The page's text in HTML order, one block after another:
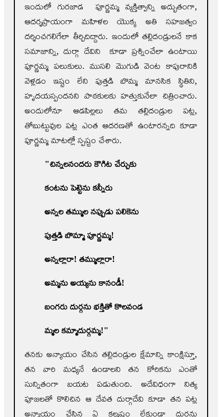
ఇందులో గురజాడ పూర్ణమ్మ వ్యక్తిత్వాన్ని అద్భుతంగా,
ఆదర్శప్రాయంగా మహిళల యొక్క అతి సహజత్వం
దర్శించగలిగేలా తీర్చిదిద్దారు. ఇందులో తల్లిదండ్రులనే కాక
సమాజాన్ని, దుర్గా దేవిని కూడా ప్రశ్నించేలా ఉంటాయి
పూర్ణమ్మ పలుకులు. ముసలి మొగుడి వెంట కాపురానికి
వెళ్లడం ఇష్టం లేని పుత్తడి బొమ్మ మానసిక స్థితిని,
హృదయస్పందనని పాఠకులకు హత్తుకునేలా చిత్రించారు.
అందులోనూ ఆడపిల్లలు తమ తల్లిదండ్రుల పట్ల,
తోబుట్టువుల పట్ల ఎంత ఆదరణతో ఉంటారన్నది కూడా
పూర్ణమ్మ మాటల్లో స్పష్టం చేశారు.
"చిన్నలనందరు కౌగిట చేర్చుకు
కంటను పెట్టెను కన్నీరు
అన్నల తమ్ముల నప్పుడు పలికెను
పుత్తడి బొమ్మా పూర్ణమ్మ!
అన్నల్లారా! తమ్ముల్లారా!
అమ్మను అయ్యను కానండీ!
బంగరు దుర్గను భక్తితో కొలవండ
మ్మల కమ్మాదుర్గమ్మ!"
తనకు అన్యాయం చేసిన తల్లిదండ్రుల క్షేమాన్ని కాంక్షిస్తూ,
తన వారి మధ్యనే ఉండాలని తన కోరికను ఎంతో
సున్నితంగా బయట పడుతుంది. అదేవిధంగా నిత్య
పూజలతో కొలిచిన ఆ దేవత దుర్గాదేవి కూడా తన పట్ల
అన్యాయం చేసిన ఏ కల్మషం లేకుండా దుర్గను